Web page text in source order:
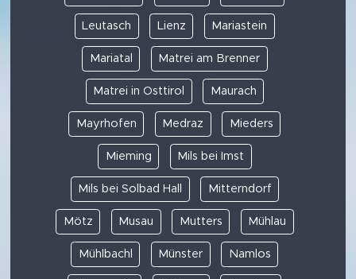
Leutasch Lienz Mariastein
Mariatal Matrei am Brenner
Matrei in Osttirol Maurach
Mayrhofen Medraz Mieders
Mieming Mils bei Imst
Mils bei Solbad Hall Mitterndorf
Mötz Musau Mutters Mühlau
Mühlbachl Münster Namlos